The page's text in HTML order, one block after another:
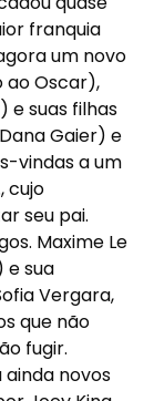
franquia
um novo
ao Oscar),
e suas filhas
Gaier) e
vindas a um
cujo
seu pai.
Maxime Le
e sua
Vergara,
que não
fugir.
novos